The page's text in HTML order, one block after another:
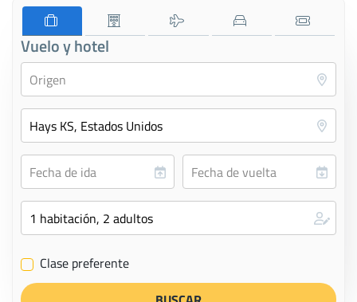
Vuelo y hotel
✔ Clase preferente